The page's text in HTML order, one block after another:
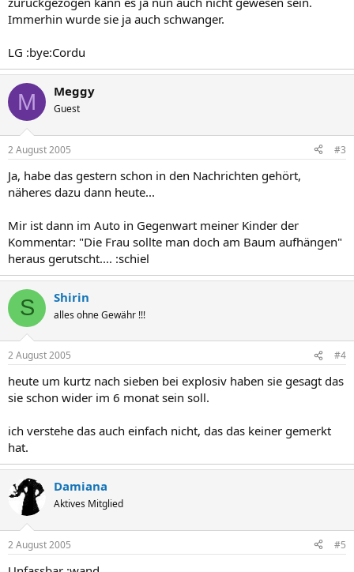
Immerhin wurde sie ja auch schwanger.
LG :bye:Cordu
M Meggy
Guest
2 August 2005 #3
Ja, habe das gestern schon in den Nachrichten gehört,
näheres dazu dann heute...
Mir ist dann im Auto in Gegenwart meiner Kinder der
Kommentar: "Die Frau sollte man doch am Baum aufhängen"
heraus gerutscht.... :schiel
S Shirin
alles ohne Gewähr !!!
2 August 2005 #4
heute um kurtz nach sieben bei explosiv haben sie gesagt das
sie schon wider im 6 monat sein soll.
ich verstehe das auch einfach nicht, das das keiner gemerkt
hat.
Damiana
Aktives Mitglied
2 August 2005 #5